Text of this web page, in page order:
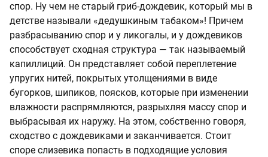
спор. Ну чем не старый гриб-дождевик, который мы в
детстве называли «дедушкиным табаком»! Причем
разбрасыванию спор и у ликогалы, и у дождевиков
способствует сходная структура — так называемый
капиллиций. Он представляет собой переплетение
упругих нитей, покрытых утолщениями в виде
бугорков, шипиков, поясков, которые при изменении
влажности распрямляются, разрыхляя массу спор и
выбрасывая их наружу. На этом, собственно говоря,
сходство с дождевиками и заканчивается. Стоит
споре слизевика попасть в подходящие условия